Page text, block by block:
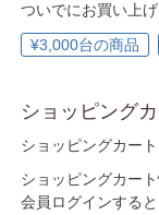
ついでにお買い上
¥3,000台の商品
ショッピング
ショッピングカー
ショッピングカー
会員ログインする